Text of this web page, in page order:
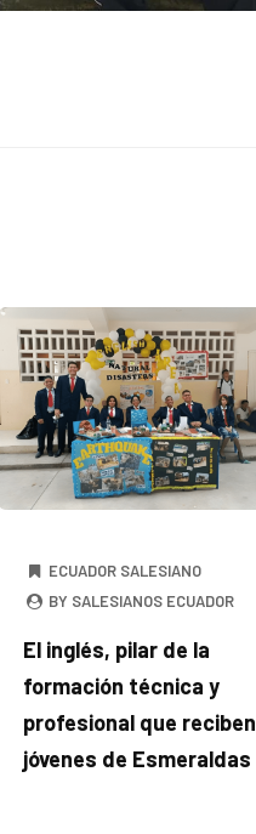
ECUADOR SALESIANO
BY SALESIANOS ECUADOR
El inglés, pilar de la
formación técnica y
profesional que reciben
jóvenes de Esmeraldas